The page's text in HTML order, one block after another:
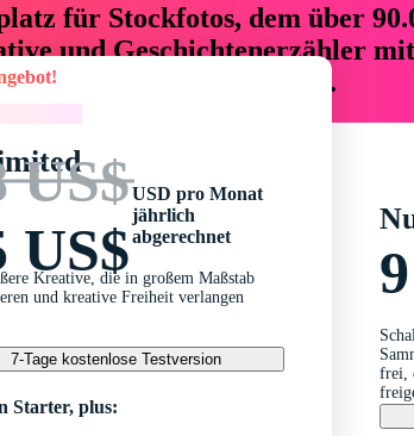
für Stockfotos, dem über
und Geschichtenerzähler
und Budget einsparen.
US$
US$
USD pro Monat
jährlich
abgerechnet
Kreative, die in großem Maßstab
und kreative Freiheit verlangen
7-Tage kostenlose Testversion
Starter, plus:
frei,